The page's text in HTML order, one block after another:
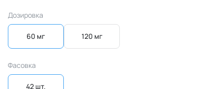
Дозировка
60 мг 120 мг
Фасовка
42 шт.